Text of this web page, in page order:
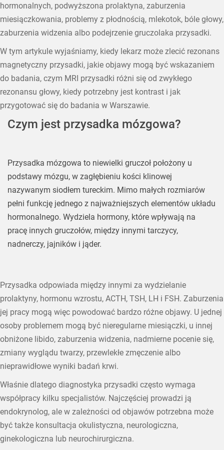
hormonalnych, podwyższona prolaktyna, zaburzenia
miesiączkowania, problemy z płodnością, mlekotok, bóle głowy,
zaburzenia widzenia albo podejrzenie gruczolaka przysadki.
W tym artykule wyjaśniamy, kiedy lekarz może zlecić rezonans
magnetyczny przysadki, jakie objawy mogą być wskazaniem
do badania, czym MRI przysadki różni się od zwykłego
rezonansu głowy, kiedy potrzebny jest kontrast i jak
przygotować się do badania w Warszawie.
Czym jest przysadka mózgowa?
Przysadka mózgowa to niewielki gruczoł położony u
podstawy mózgu, w zagłębieniu kości klinowej
nazywanym siodłem tureckim. Mimo małych rozmiarów
pełni funkcję jednego z najważniejszych elementów układu
hormonalnego. Wydziela hormony, które wpływają na
pracę innych gruczołów, między innymi tarczycy,
nadnerczy, jajników i jąder.
Przysadka odpowiada między innymi za wydzielanie
prolaktyny, hormonu wzrostu, ACTH, TSH, LH i FSH. Zaburzenia
jej pracy mogą więc powodować bardzo różne objawy. U jednej
osoby problemem mogą być nieregularne miesiączki, u innej
obniżone libido, zaburzenia widzenia, nadmierne pocenie się,
zmiany wyglądu twarzy, przewlekłe zmęczenie albo
nieprawidłowe wyniki badań krwi.
Właśnie dlatego diagnostyka przysadki często wymaga
współpracy kilku specjalistów. Najczęściej prowadzi ją
endokrynolog, ale w zależności od objawów potrzebna może
być także konsultacja okulistyczna, neurologiczna,
ginekologiczna lub neurochirurgiczna.